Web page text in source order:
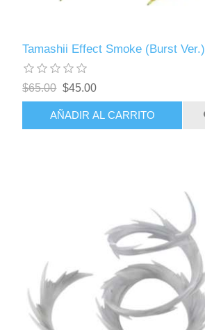
Tamashii Effect Smoke (Burst Ver.)
$65.00 $45.00
AÑADIR AL CARRITO